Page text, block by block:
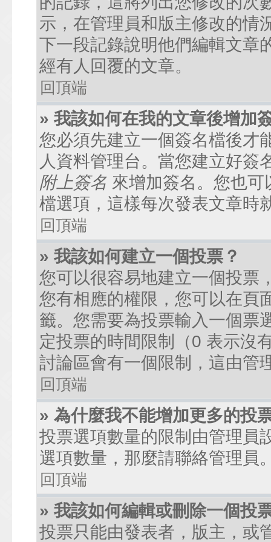
示，在管理員和版主修改的情
下一段記錄說明他們編輯文章
經有人回覆的文章。
回頂端
» 我該如何在我的文章後增加
您必須先建立一個簽名檔後才
人資料管理台。當您建立好簽
附上簽名 來增加簽名。您也
檔選項，這樣每次發表文章時
回頂端
» 我該如何建立一個投票？
您可以很容易地建立一個投票
您有相應的權限，您可以在頁
籤。您需要為投票輸入一個票
定投票的時間限制（0 表示沒
討論區會有一個限制，這由管
回頂端
» 為什麼我不能增加更多的投
投票選項數量的限制由管理員
選項數量，那麼請聯絡管理員
回頂端
» 我該如何編輯或刪除一個投
投票只能由發表者，版主，或